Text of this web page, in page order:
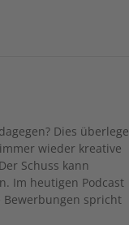
Dies überlege
wieder kreative
Schuss kann
Im heutigen Podcast
Bewerbungen spricht